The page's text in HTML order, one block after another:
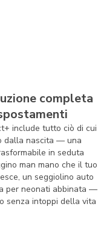
completa
include tutto ciò di cui
dalla nascita — una
in seduta
man mano che il tuo
un seggiolino auto
per neonati abbinata —
senza intoppi della vita